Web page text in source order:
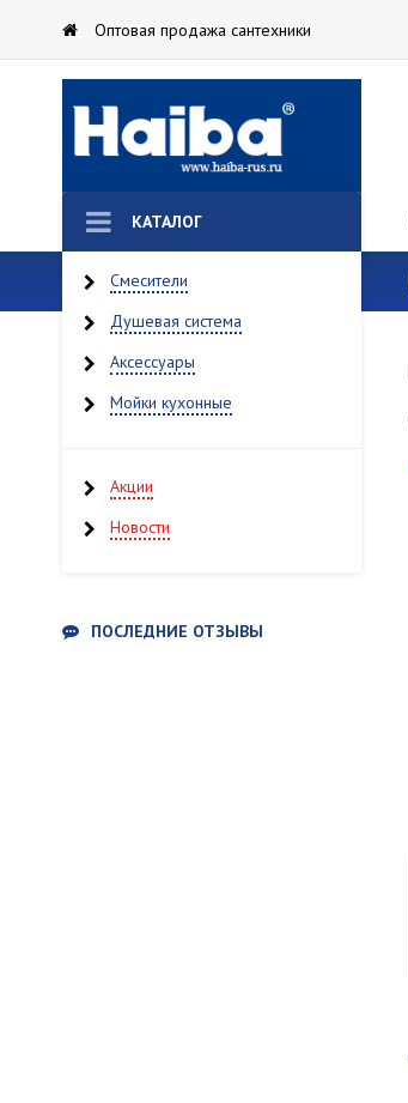
Оптовая продажа сантехники
КАТАЛОГ
Смесители
Душевая система
Аксессуары
Мойки кухонные
Акции
Новости
ПОСЛЕДНИЕ ОТЗЫВЫ